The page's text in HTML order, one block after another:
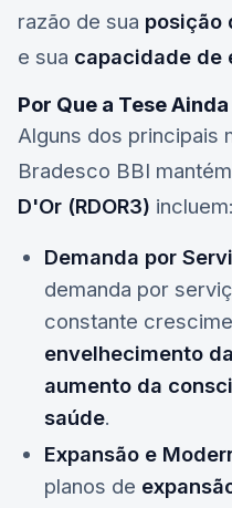
razão de sua posição
e sua capacidade de
Por Que a Tese
Alguns dos principais
Bradesco BBI
D'Or (RDOR3) incluem:
Demanda por
demanda por
constante
envelhecimento
aumento da
saúde.
Expansão e
planos de